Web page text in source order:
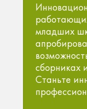
младших
сборниках
Станьте